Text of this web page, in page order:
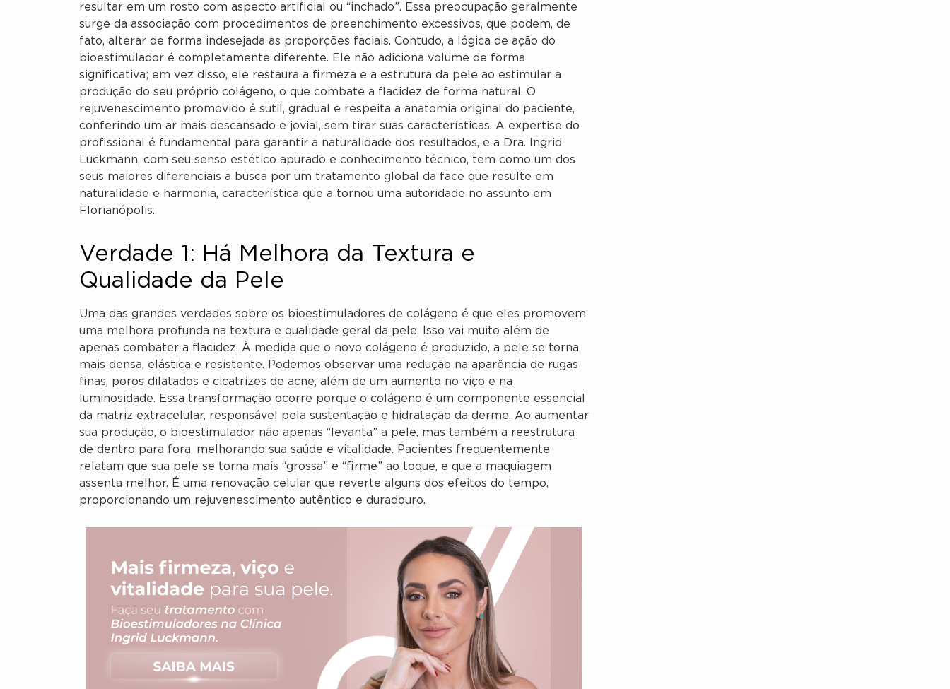
resultar em um rosto com aspecto artificial ou “inchado”. Essa preocupação geralmente
surge da associação com procedimentos de preenchimento excessivos, que podem, de
fato, alterar de forma indesejada as proporções faciais. Contudo, a lógica de ação do
bioestimulador é completamente diferente. Ele não adiciona volume de forma
significativa; em vez disso, ele restaura a firmeza e a estrutura da pele ao estimular a
produção do seu próprio colágeno, o que combate a flacidez de forma natural. O
rejuvenescimento promovido é sutil, gradual e respeita a anatomia original do paciente,
conferindo um ar mais descansado e jovial, sem tirar suas características. A expertise do
profissional é fundamental para garantir a naturalidade dos resultados, e a Dra. Ingrid
Luckmann, com seu senso estético apurado e conhecimento técnico, tem como um dos
seus maiores diferenciais a busca por um tratamento global da face que resulte em
naturalidade e harmonia, característica que a tornou uma autoridade no assunto em
Florianópolis.
Verdade 1: Há Melhora da Textura e
Qualidade da Pele
Uma das grandes verdades sobre os bioestimuladores de colágeno é que eles promovem
uma melhora profunda na textura e qualidade geral da pele. Isso vai muito além de
apenas combater a flacidez. À medida que o novo colágeno é produzido, a pele se torna
mais densa, elástica e resistente. Podemos observar uma redução na aparência de rugas
finas, poros dilatados e cicatrizes de acne, além de um aumento no viço e na
luminosidade. Essa transformação ocorre porque o colágeno é um componente essencial
da matriz extracelular, responsável pela sustentação e hidratação da derme. Ao aumentar
sua produção, o bioestimulador não apenas “levanta” a pele, mas também a reestrutura
de dentro para fora, melhorando sua saúde e vitalidade. Pacientes frequentemente
relatam que sua pele se torna mais “grossa” e “firme” ao toque, e que a maquiagem
assenta melhor. É uma renovação celular que reverte alguns dos efeitos do tempo,
proporcionando um rejuvenescimento autêntico e duradouro.